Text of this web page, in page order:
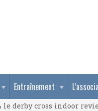
Entraînement
le derby cross indoor
le derby cross indoor